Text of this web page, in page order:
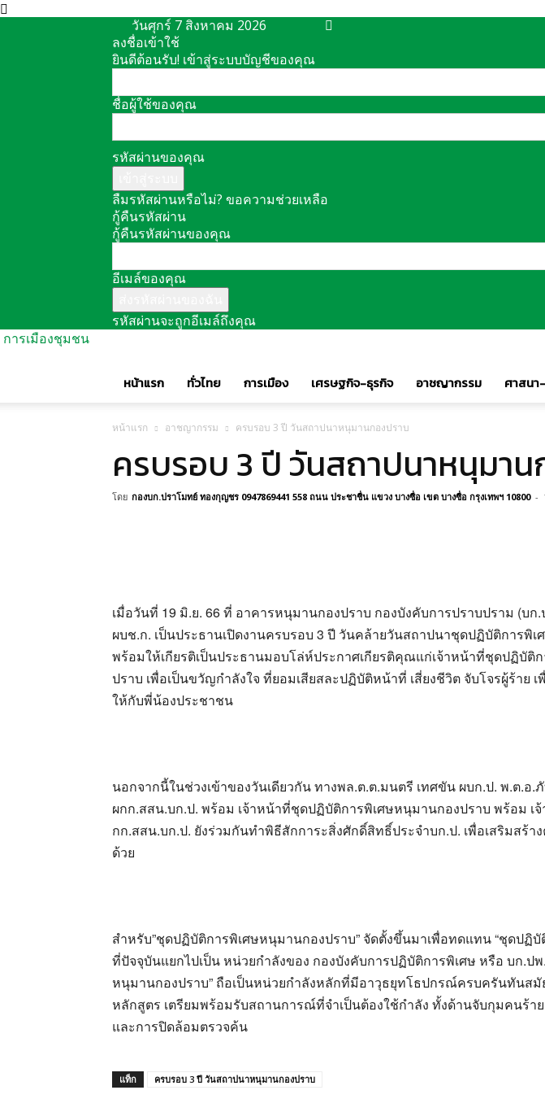
วันศุกร์ 7 สิงหาคม 2026
ลงชื่อเข้าใช้
ยินดีต้อนรับ! เข้าสู่ระบบบัญชีของคุณ
ชื่อผู้ใช้ของคุณ
รหัสผ่านของคุณ
ลืมรหัสผ่านหรือไม่? ขอความช่วยเหลือ
กู้คืนรหัสผ่าน
กู้คืนรหัสผ่านของคุณ
อีเมล์ของคุณ
รหัสผ่านจะถูกอีเมล์ถึงคุณ
การเมืองชุมชน
หน้าแรก ทั่วไทย การเมือง เศรษฐกิจ-ธุรกิจ อาชญากรรม ศาสน
หน้าแรก อาชญากรรม ครบรอบ 3 ปี วันสถาปนาหนุมานกองปราบ
ครบรอบ 3 ปี วันสถาปนาหนุมา
โดย กองบก.ปราโมทย์ ทองกุญชร 0947869441 558 ถนน ประชาชื่น แขวง บางซื่อ เขต บางซื่อ กรุงเทพฯ 10800 -
เมื่อวันที่ 19 มิ.ย. 66 ที่ อาคารหนุมานกองปราบ กองบังคับการปราบปราม (บก
ผบช.ก. เป็นประธานเปิดงานครบรอบ 3 ปี วันคล้ายวันสถาปนาชุดปฏิบัติการพิ
พร้อมให้เกียรติเป็นประธานมอบโล่ห์ประกาศเกียรติคุณแก่เจ้าหน้าที่ชุดปฏิบัติ
ปราบ เพื่อเป็นขวัญกำลังใจ ที่ยอมเสียสละปฏิบัติหน้าที่ เสี่ยงชีวิต จับโจรผู้ร้าย
ให้กับพี่น้องประชาชน
นอกจากนี้ในช่วงเข้าของวันเดียวกัน ทางพล.ต.ต.มนตรี เทศขัน ผบก.ป. พ.ต.อ.
ผกก.สสน.บก.ป. พร้อม เจ้าหน้าที่ชุดปฏิบัติการพิเศษหนุมานกองปราบ พร้อม เ
กก.สสน.บก.ป. ยังร่วมกันทำพิธีสักการะสิ่งศักดิ์สิทธิ์ประจำบก.ป. เพื่อเสริมสร้า
ด้วย
สำหรับ”ชุดปฏิบัติการพิเศษหนุมานกองปราบ” จัดตั้งขึ้นมาเพื่อทดแทน “ชุดปฏิ
ที่ปัจจุบันแยกไปเป็น หน่วยกำลังของ กองบังคับการปฏิบัติการพิเศษ หรือ บก.ป
หนุมานกองปราบ” ถือเป็นหน่วยกำลังหลักที่มีอาวุธยุทโธปกรณ์ครบครันทันสมั
หลักสูตร เตรียมพร้อมรับสถานการณ์ที่จำเป็นต้องใช้กำลัง ทั้งด้านจับกุมคนร้
และการปิดล้อมตรวจค้น
แท็ก ครบรอบ 3 ปี วันสถาปนาหนุมานกองปราบ